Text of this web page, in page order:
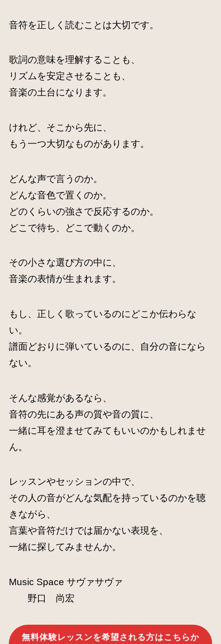
音符を正しく読むことは大切です。
歌詞の意味を理解することも、
リズムを安定させることも、
音楽の土台になります。
けれど、そこから先に、
もう一つ大切なものがあります。
どんな声で言うのか。
どんな音色で置くのか。
どのくらいの強さで反応するのか。
どこで待ち、どこで動くのか。
その小さな選び方の中に、
音楽の表情が生まれます。
もし、正しく歌っているのにどこか伝わらな
い。
譜面どおりに弾いているのに、自分の音になら
ない。
そんな感覚があるなら、
音符の先にある声の質や音の質に、
一緒に耳を澄ませてみてもいいのかもしれませ
ん。
レッスンやセッションの中で、
その人の音がどんな気配を持っているのかを聴
きながら、
言葉や音符だけでは届かない表現を、
一緒に探してみませんか。
Music Space サヴァサヴァ
野口 尚宏
無料体験レッスンを希望される方はこちらか